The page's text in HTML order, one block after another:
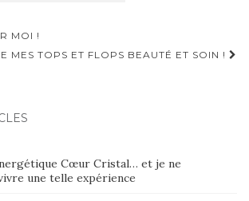
MOI !
MES TOPS ET FLOPS BEAUTÉ ET SOIN !
Cœur Cristal… et je ne
une telle expérience